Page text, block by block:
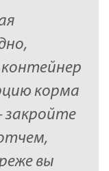
корма
закройте
вы